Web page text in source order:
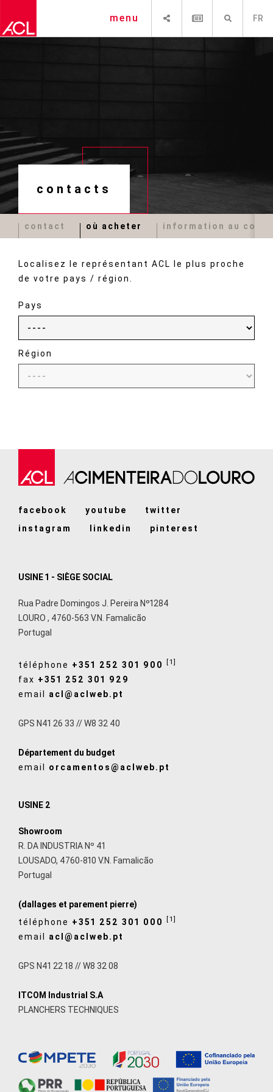
FR
menu
contacts
contact où acheter information au
Localisez le représentant ACL le plus proche
de votre pays / région.
Pays
Région
facebook youtube
twitter
instagram
linkedin pinterest
USINE 1 - SIÈGE SOCIAL
Rua Padre Domingos J. Pereira Nº1284
LOURO , 4760-563 V.N. Famalicão
Portugal
téléphone +351 252 301 900 [1]
fax +351 252 301 929
email acl@aclweb.pt
GPS N41 26 33 // W8 32 40
Département du budget
email orcamentos@aclweb.pt
USINE 2
Showroom
R. DA INDUSTRIA Nº 41
LOUSADO, 4760-810 V.N. Famalicão
Portugal
(dallages et parement pierre)
téléphone +351 252 301 000 [1]
email acl@aclweb.pt
GPS N41 22 18 // W8 32 08
ITCOM Industrial S.A
PLANCHERS TECHNIQUES